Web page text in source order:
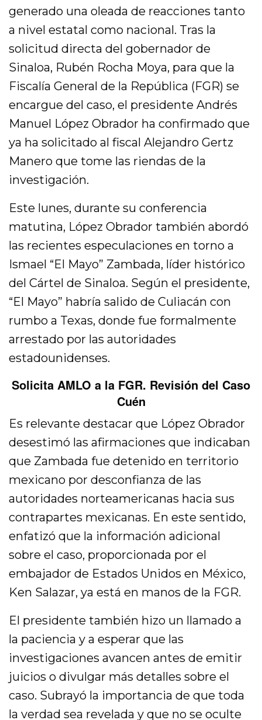
generado una oleada de reacciones tanto
a nivel estatal como nacional. Tras la
solicitud directa del gobernador de
Sinaloa, Rubén Rocha Moya, para que la
Fiscalía General de la República (FGR) se
encargue del caso, el presidente Andrés
Manuel López Obrador ha confirmado que
ya ha solicitado al fiscal Alejandro Gertz
Manero que tome las riendas de la
investigación.
Este lunes, durante su conferencia
matutina, López Obrador también abordó
las recientes especulaciones en torno a
Ismael “El Mayo” Zambada, líder histórico
del Cártel de Sinaloa. Según el presidente,
“El Mayo” habría salido de Culiacán con
rumbo a Texas, donde fue formalmente
arrestado por las autoridades
estadounidenses.
Solicita AMLO a la FGR. Revisión del Caso
Cuén
Es relevante destacar que López Obrador
desestimó las afirmaciones que indicaban
que Zambada fue detenido en territorio
mexicano por desconfianza de las
autoridades norteamericanas hacia sus
contrapartes mexicanas. En este sentido,
enfatizó que la información adicional
sobre el caso, proporcionada por el
embajador de Estados Unidos en México,
Ken Salazar, ya está en manos de la FGR.
El presidente también hizo un llamado a
la paciencia y a esperar que las
investigaciones avancen antes de emitir
juicios o divulgar más detalles sobre el
caso. Subrayó la importancia de que toda
la verdad sea revelada y que no se oculte